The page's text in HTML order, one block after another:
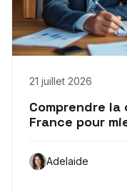
21 juillet 2026
Comprendre
France pour
Adelaide